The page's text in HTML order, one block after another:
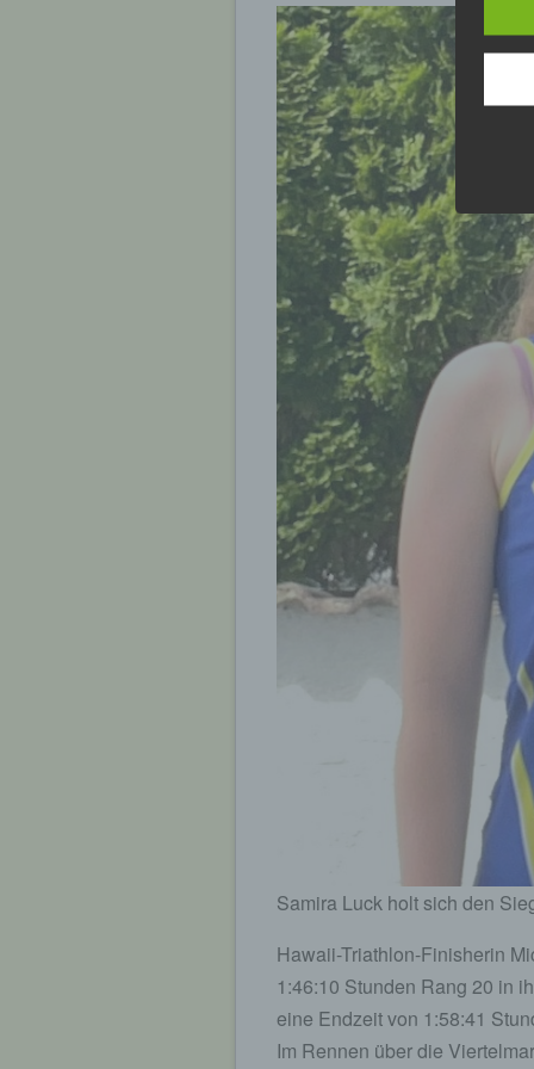
Samira Luck holt sich den
Hawaii-Triathlon-Finisherin
1:46:10 Stunden Rang 20 in
eine Endzeit von 1:58:41
Im Rennen über die